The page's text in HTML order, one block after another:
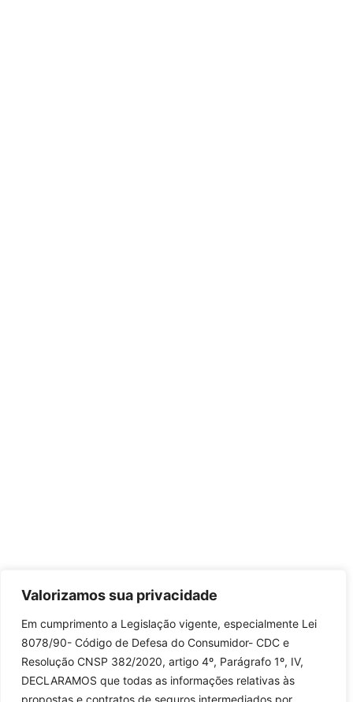
Valorizamos sua privacidade
Em cumprimento a Legislação vigente, especialmente Lei
8078/90- Código de Defesa do Consumidor- CDC e
Resolução CNSP 382/2020, artigo 4º, Parágrafo 1º, IV,
DECLARAMOS que todas as informações relativas às
propostas e contratos de seguros intermediados por